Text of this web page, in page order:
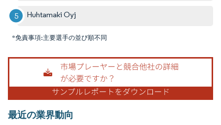
Huhtamaki Oyj
*免責事項:主要選手の並び順不同
画像 © Mordor Intelligence。再利用にはCC BY 4.0の表示が必要です。
最近の業界動向